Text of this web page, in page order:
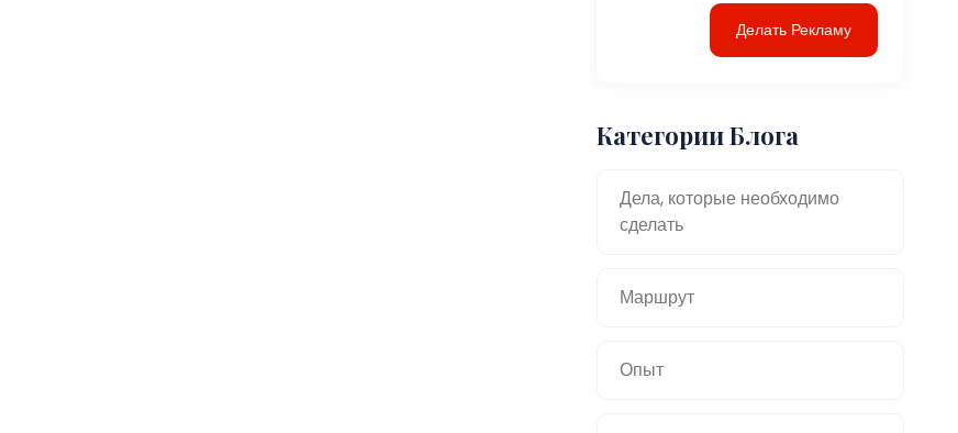
Делать Рекламу
Категории Блога
Дела, которые необходимо
сделать
Маршрут
Опыт